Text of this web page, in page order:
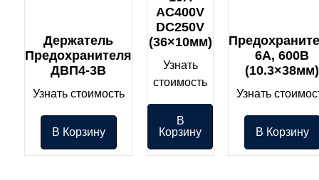
Держатель
Предохранителя
ДВП4-3В
Узнать стоимость
В Корзину
AC400V
DC250V
(36×10мм)
Узнать
стоимость
В
Корзину
6A, 600В
(10.3×38мм)
Узнать
В Корзину